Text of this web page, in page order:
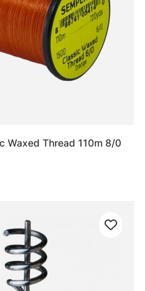
Waxed Thread 110m 8/0